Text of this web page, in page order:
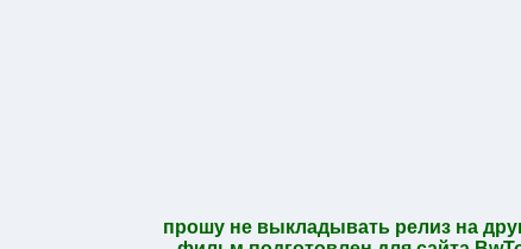
прошу не выкладывать релиз на